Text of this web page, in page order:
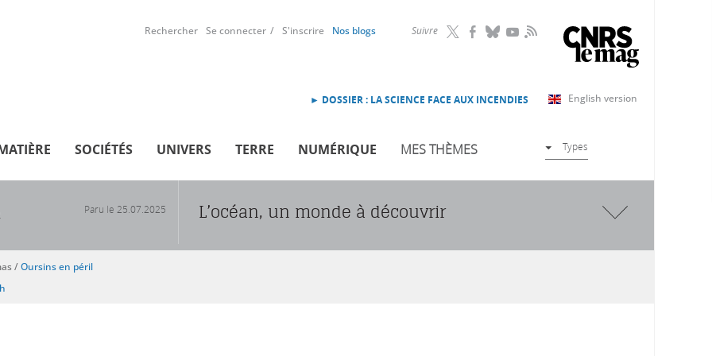
Suivre RSS
Rechercher Se connecter S'inscrire Nos blogs
English version
► DOSSIER : LA SCIENCE FACE AUX INCENDIES
SOCIÉTÉS UNIVERS TERRE NUMÉRIQUE MES THÈMES Types
Paru le 25.07.2025 L’océan, un monde à découvrir
/Oursins en péril